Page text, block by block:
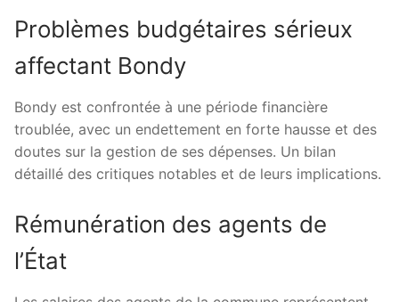
Problèmes budgétaires sérieux
affectant Bondy
Bondy est confrontée à une période financière
troublée, avec un endettement en forte hausse et des
doutes sur la gestion de ses dépenses. Un bilan
détaillé des critiques notables et de leurs implications.
Rémunération des agents de
l’État